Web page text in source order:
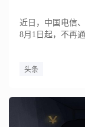
近日，中国电信
8月1日起，不再
头条